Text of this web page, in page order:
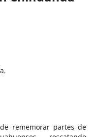
rememorar partes de